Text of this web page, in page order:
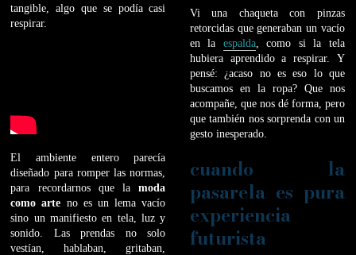
tangible, algo que se podía casi
respirar.
El ambiente entero parecía
diseñado para romper las normas,
para recordarnos que lamoda
como arte no es un lema vacío
sino un manifiesto en tela, luz y
sonido. Las prendas no solo
vestían, hablaban, gritaban,
Vi una chaqueta con pinzas
retorcidas que generaban un vacío
en la espalda, como si la tela
hubiera aprendido a respirar. Y
pensé: ¿acaso no es eso lo que
buscamos en la ropa? Que nos
acompañe, que nos dé forma, pero
que también nos sorprenda con un
gesto inesperado.
cuando la
pasarela es pura
experiencia
futurista